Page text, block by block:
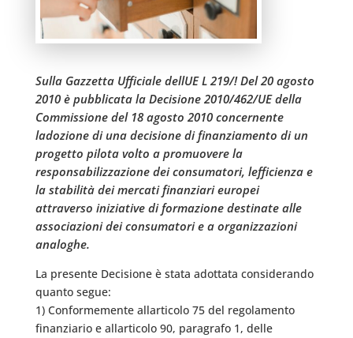
Sulla Gazzetta Ufficiale dellUE L 219/! Del 20 agosto
2010 è pubblicata la Decisione 2010/462/UE della
Commissione del 18 agosto 2010 concernente
ladozione di una decisione di finanziamento di un
progetto pilota volto a promuovere la
responsabilizzazione dei consumatori, lefficienza e
la stabilità dei mercati finanziari europei
attraverso iniziative di formazione destinate alle
associazioni dei consumatori e a organizzazioni
analoghe.
La presente Decisione è stata adottata considerando
quanto segue:
1) Conformemente allarticolo 75 del regolamento
finanziario e allarticolo 90, paragrafo 1, delle